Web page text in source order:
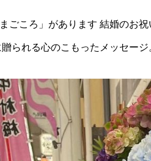
ごころ」があります 結婚のお
られる心のこもったメッセー